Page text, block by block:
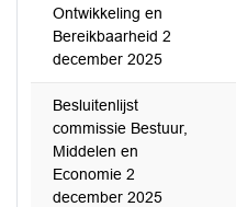
Ontwikkeling en
Bereikbaarheid 2
december 2025
Besluitenlijst
commissie Bestuur,
Middelen en
Economie 2
december 2025